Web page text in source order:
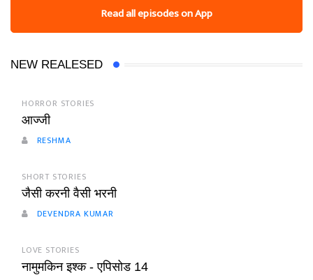
Read all episodes on App
NEW REALESED
HORROR STORIES
आज्जी
RESHMA
SHORT STORIES
जैसी करनी वैसी भरनी
DEVENDRA KUMAR
LOVE STORIES
नामुमकिन इश्क - एपिसोड 14